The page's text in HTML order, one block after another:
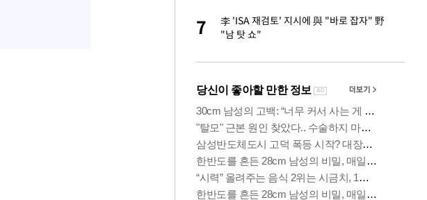
7
李 'ISA 재검토' 지시에 與 "바로 잡자" 野
"남 탓 쇼"